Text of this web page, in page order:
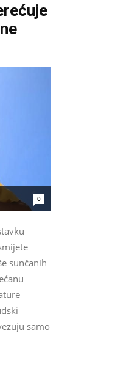
0
sunčanih
samo